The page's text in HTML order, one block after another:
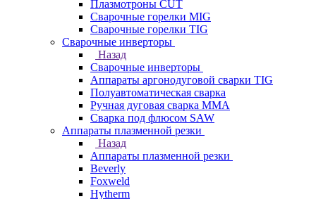
Плазмотроны CUT
Сварочные горелки MIG
Сварочные горелки TIG
Сварочные инверторы
Назад
Сварочные инверторы
Аппараты аргонодуговой сварки TIG
Полуавтоматическая сварка
Ручная дуговая сварка MMA
Сварка под флюсом SAW
Аппараты плазменной резки
Назад
Аппараты плазменной резки
Beverly
Foxweld
Hytherm